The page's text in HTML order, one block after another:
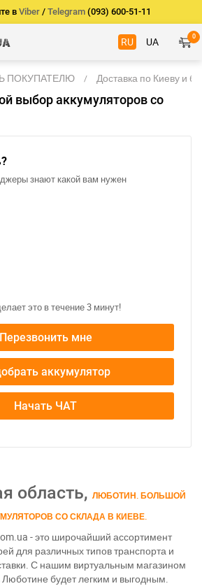
в Viber / Telegram (093) 600-51-11
RU UA 0
ПОКУПАТЕЛЮ Доставка по Киеву и
выбор аккумуляторов со
знают какой вам нужен
это в течение 3 минут!
Перезвонить мне
аккумулятор
Начать ЧАТ
область, ЛЮБОТИН. БОЛЬШОЙ
СО СКЛАДА В КИЕВЕ.
- это широчайший ассортимент
для различных типов транспорта и
С нашим виртуальным магазином
будет легким и выгодным.